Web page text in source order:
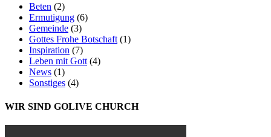
Beten (2)
Ermutigung (6)
Gemeinde (3)
Gottes Frohe Botschaft (1)
Inspiration (7)
Leben mit Gott (4)
News (1)
Sonstiges (4)
WIR SIND GOLIVE CHURCH